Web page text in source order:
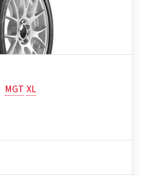
MGT XL